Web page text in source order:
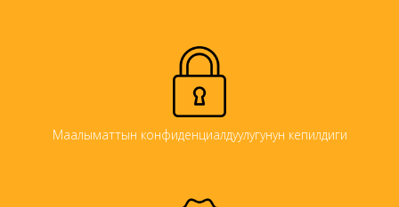
Маалыматтын конфиденциалдуулугунун кепилдиги